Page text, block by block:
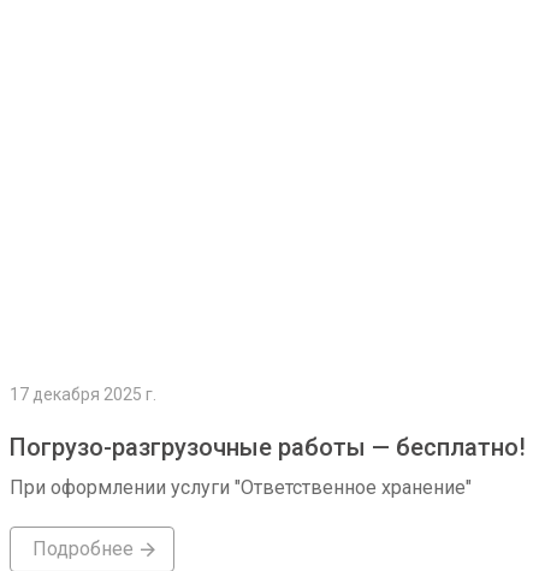
17 декабря 2025 г.
Погрузо-разгрузочные работы — бесплатно!
При оформлении услуги "Ответственное хранение"
Подробнее